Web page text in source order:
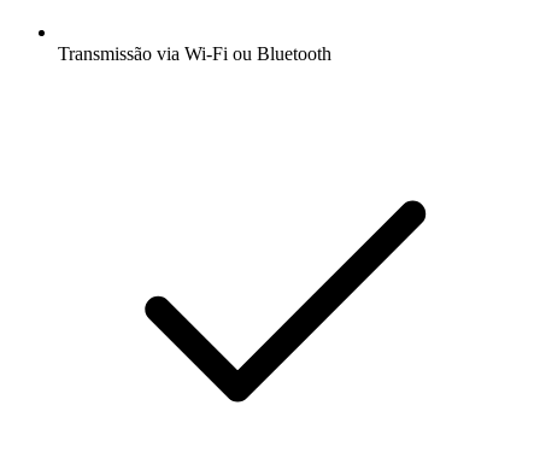
Transmissão via Wi-Fi ou Bluetooth